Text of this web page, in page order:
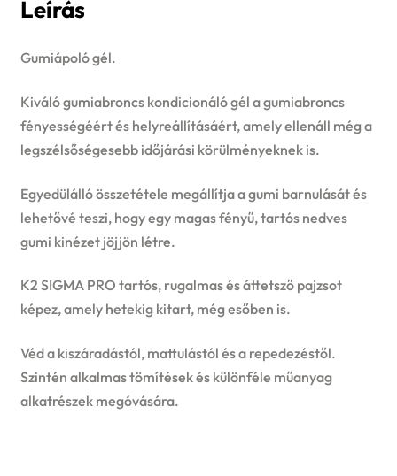
Leírás
Gumiápoló gél.
Kiváló gumiabroncs kondicionáló gél a gumiabroncs
fényességéért és helyreállításáért, amely ellenáll még a
legszélsőségesebb időjárási körülményeknek is.
Egyedülálló összetétele megállítja a gumi barnulását és
lehetővé teszi, hogy egy magas fényű, tartós nedves
gumi kinézet jöjjön létre.
K2 SIGMA PRO tartós, rugalmas és áttetsző pajzsot
képez, amely hetekig kitart, még esőben is.
Véd a kiszáradástól, mattulástól és a repedezéstől.
Szintén alkalmas tömítések és különféle műanyag
alkatrészek megóvására.